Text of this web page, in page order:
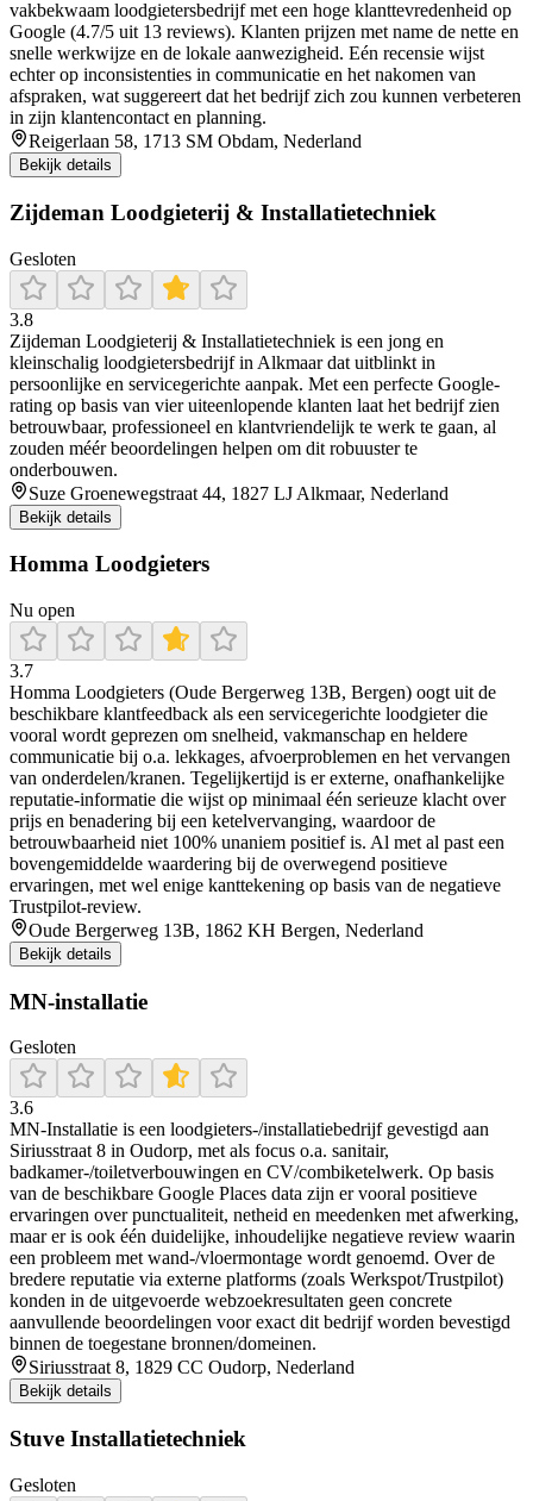
vakbekwaam loodgietersbedrijf met een hoge klanttevredenheid op
Google (4.7/5 uit 13 reviews). Klanten prijzen met name de nette en
snelle werkwijze en de lokale aanwezigheid. Eén recensie wijst
echter op inconsistenties in communicatie en het nakomen van
afspraken, wat suggereert dat het bedrijf zich zou kunnen verbeteren
in zijn klantencontact en planning.
Reigerlaan 58, 1713 SM Obdam, Nederland
Bekijk details
Zijdeman Loodgieterij & Installatietechniek
Gesloten
3.8
Zijdeman Loodgieterij & Installatietechniek is een jong en
kleinschalig loodgietersbedrijf in Alkmaar dat uitblinkt in
persoonlijke en servicegerichte aanpak. Met een perfecte Google-
rating op basis van vier uiteenlopende klanten laat het bedrijf zien
betrouwbaar, professioneel en klantvriendelijk te werk te gaan, al
zouden méér beoordelingen helpen om dit robuuster te
onderbouwen.
Suze Groenewegstraat 44, 1827 LJ Alkmaar, Nederland
Bekijk details
Homma Loodgieters
Nu open
3.7
Homma Loodgieters (Oude Bergerweg 13B, Bergen) oogt uit de
beschikbare klantfeedback als een servicegerichte loodgieter die
vooral wordt geprezen om snelheid, vakmanschap en heldere
communicatie bij o.a. lekkages, afvoerproblemen en het vervangen
van onderdelen/kranen. Tegelijkertijd is er externe, onafhankelijke
reputatie-informatie die wijst op minimaal één serieuze klacht over
prijs en benadering bij een ketelvervanging, waardoor de
betrouwbaarheid niet 100% unaniem positief is. Al met al past een
bovengemiddelde waardering bij de overwegend positieve
ervaringen, met wel enige kanttekening op basis van de negatieve
Trustpilot-review.
Oude Bergerweg 13B, 1862 KH Bergen, Nederland
Bekijk details
MN-installatie
Gesloten
3.6
MN-Installatie is een loodgieters-/installatiebedrijf gevestigd aan
Siriusstraat 8 in Oudorp, met als focus o.a. sanitair,
badkamer-/toiletverbouwingen en CV/combiketelwerk. Op basis
van de beschikbare Google Places data zijn er vooral positieve
ervaringen over punctualiteit, netheid en meedenken met afwerking,
maar er is ook één duidelijke, inhoudelijke negatieve review waarin
een probleem met wand-/vloermontage wordt genoemd. Over de
bredere reputatie via externe platforms (zoals Werkspot/Trustpilot)
konden in de uitgevoerde webzoekresultaten geen concrete
aanvullende beoordelingen voor exact dit bedrijf worden bevestigd
binnen de toegestane bronnen/domeinen.
Siriusstraat 8, 1829 CC Oudorp, Nederland
Bekijk details
Stuve Installatietechniek
Gesloten